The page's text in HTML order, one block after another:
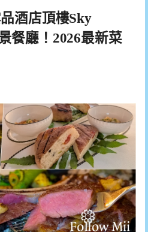
酒店頂樓Sky
餐廳！2026最新菜